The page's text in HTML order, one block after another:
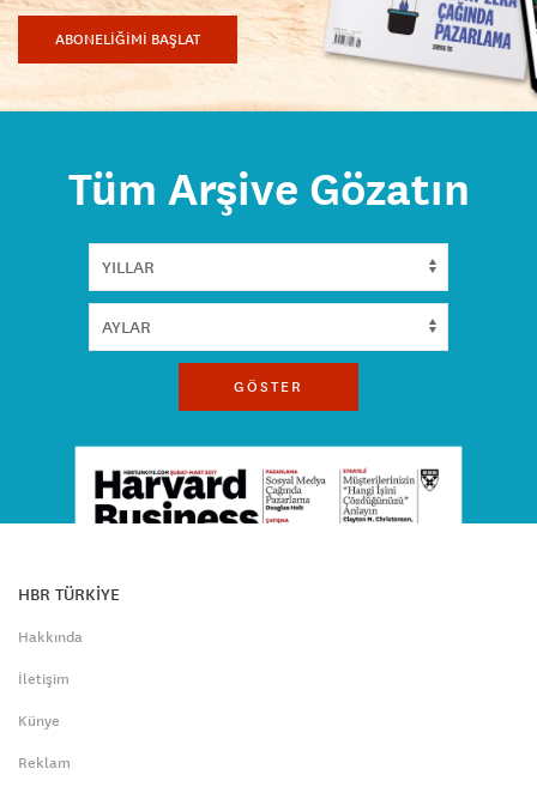
ABONELİĞİMİ BAŞLAT
Tüm Arşive Gözatın
GÖSTER
HBR TÜRKİYE
Hakkında
İletişim
Künye
Reklam